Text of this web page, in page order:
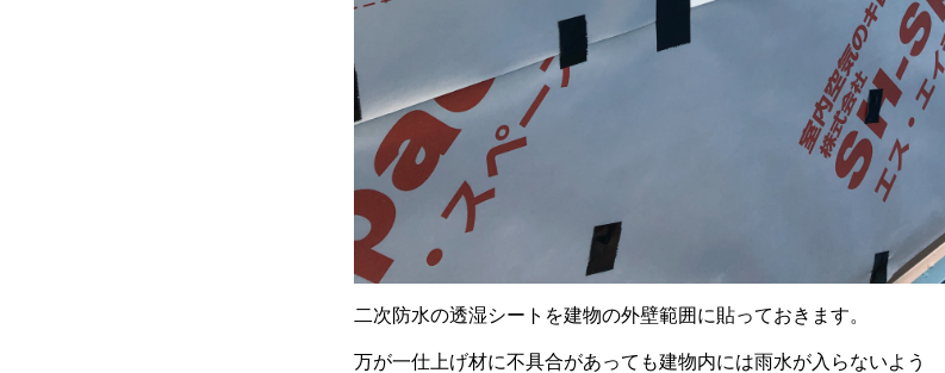
二次防水の透湿シートを建物の外壁範囲に貼っておきます。
万が一仕上げ材に不具合があっても建物内には雨水が入らないよう